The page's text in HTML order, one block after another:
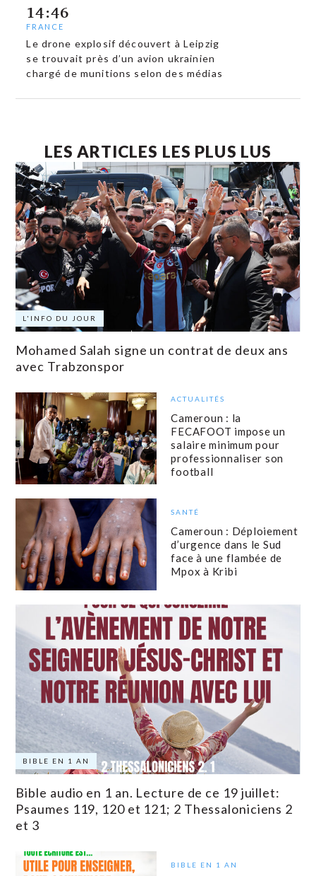
14:46
FRANCE
Le drone explosif découvert à Leipzig
se trouvait près d’un avion ukrainien
chargé de munitions selon des médias
LES ARTICLES LES PLUS LUS
L'INFO DU JOUR
Mohamed Salah signe un contrat de deux ans
avec Trabzonspor
ACTUALITÉS
Cameroun : la
FECAFOOT impose un
salaire minimum pour
professionnaliser son
football
SANTÉ
Cameroun : Déploiement
d’urgence dans le Sud
face à une flambée de
Mpox à Kribi
BIBLE EN 1 AN
Bible audio en 1 an. Lecture de ce 19 juillet:
Psaumes 119, 120 et 121; 2 Thessaloniciens 2
et 3
BIBLE EN 1 AN